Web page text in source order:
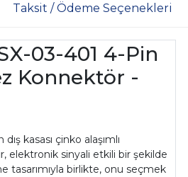
Taksit / Ödeme Seçenekleri
03-401 4-Pin
Konnektör -
kasası çinko alaşımlı
elektronik sinyali etkili bir şekilde
tasarımıyla birlikte, onu seçmek